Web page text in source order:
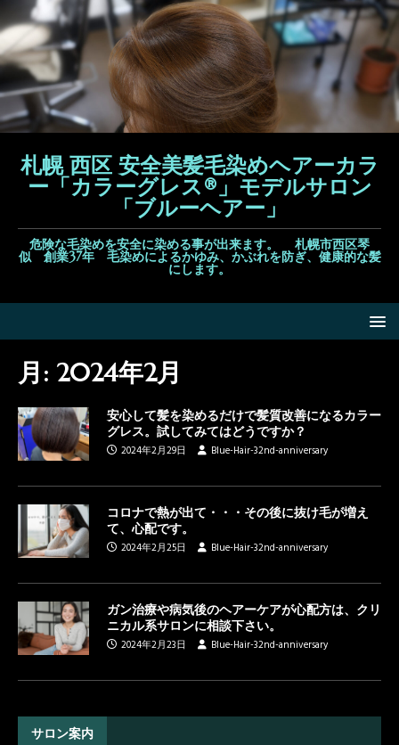
札幌 西区 安全美髪毛染めヘアーカラ
ー「カラーグレス®」モデルサロン
「ブルーヘアー」
危険な毛染めを安全に染める事が出来ます。 札幌市西区琴
似 創業37年 毛染めによるかゆみ、かぶれを防ぎ、健康的な髪
にします。
月: 2024年2月
安心して髪を染めるだけで髪質改善になるカラー
グレス。試してみてはどうですか？
2024年2月29日
Blue-Hair-32nd-anniversary
コロナで熱が出て・・・その後に抜け毛が増え
て、心配です。
2024年2月25日
Blue-Hair-32nd-anniversary
ガン治療や病気後のヘアーケアが心配方は、クリ
ニカル系サロンに相談下さい。
2024年2月23日
Blue-Hair-32nd-anniversary
サロン案内